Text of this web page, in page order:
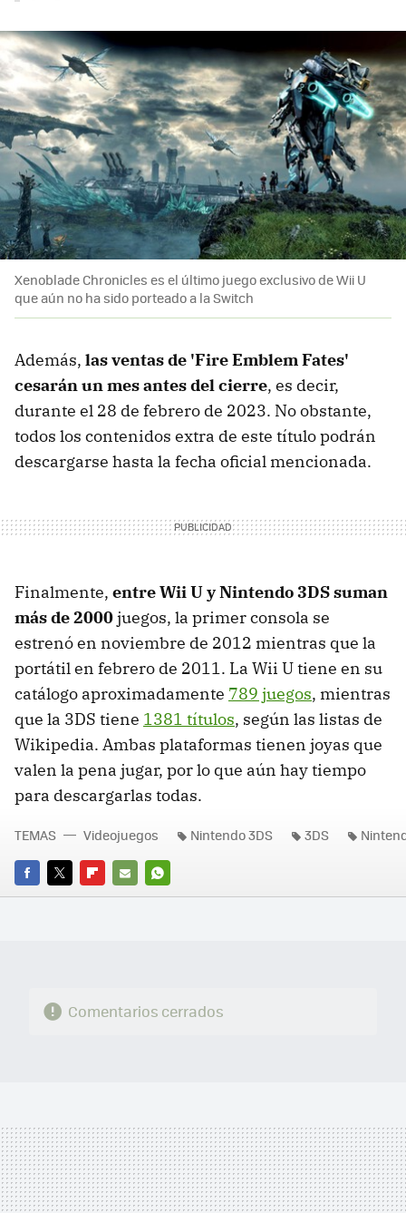
Xenoblade Chronicles es el último juego exclusivo de Wii U
que aún no ha sido porteado a la Switch
Además, las ventas de 'Fire Emblem Fates'
cesarán un mes antes del cierre, es decir,
durante el 28 de febrero de 2023. No obstante,
todos los contenidos extra de este título podrán
descargarse hasta la fecha oficial mencionada.
Finalmente, entre Wii U y Nintendo 3DS suman
más de 2000juegos, la primer consola se
estrenó en noviembre de 2012 mientras que la
portátil en febrero de 2011. La Wii U tiene en su
catálogo aproximadamente 789 juegos, mientras
que la 3DS tiene 1381 títulos, según las listas de
Wikipedia. Ambas plataformas tienen joyas que
valen la pena jugar, por lo que aún hay tiempo
para descargarlas todas.
FACEBOOK
TWITTERFLIPBOARD
E-
WHATSAPP
TEMAS Videojuegos Nintendo 3DS 3DS
Comentarios cerrados